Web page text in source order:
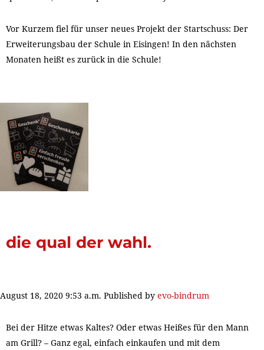
Vor Kurzem fiel für unser neues Projekt der Startschuss: Der
Erweiterungsbau der Schule in Eisingen! In den nächsten
Monaten heißt es zurück in die Schule!
die qual der wahl.
August 18, 2020 9:53 a.m. Published by evo-bindrum
Bei der Hitze etwas Kaltes? Oder etwas Heißes für den Mann
am Grill? – Ganz egal, einfach einkaufen und mit dem